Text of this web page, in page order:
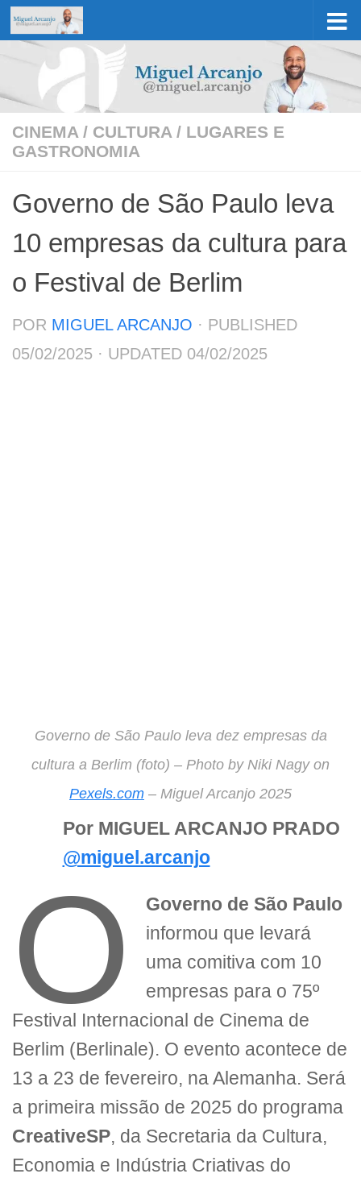
Skip to content
CINEMA / CULTURA / LUGARES E
GASTRONOMIA
Governo de São Paulo leva
10 empresas da cultura para
o Festival de Berlim
POR MIGUEL ARCANJO · PUBLISHED
05/02/2025 · UPDATED 04/02/2025
Governo de São Paulo leva dez empresas da
cultura a Berlim (foto) – Photo by Niki Nagy on
Pexels.com – Miguel Arcanjo 2025
Por MIGUEL ARCANJO PRADO
@miguel.arcanjo
O
Governo de São Paulo
informou que levará
uma comitiva com 10
empresas para o 75º
Festival Internacional de Cinema de
Berlim (Berlinale). O evento acontece de
13 a 23 de fevereiro, na Alemanha. Será
a primeira missão de 2025 do programa
CreativeSP, da Secretaria da Cultura,
Economia e Indústria Criativas do